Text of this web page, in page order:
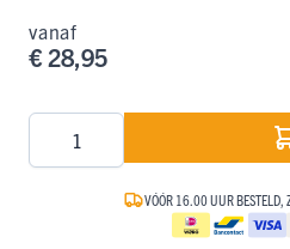
vanaf
€ 28,95
VÓÓR 16.00 UUR BESTELD,